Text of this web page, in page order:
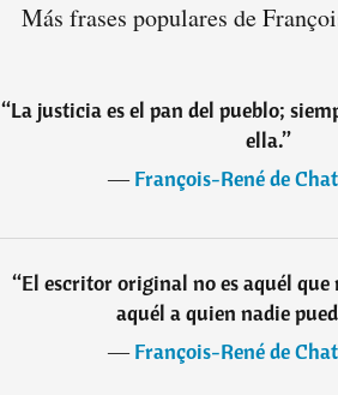
Más frases populares de
“La justicia es el pan del pueblo;
ella.”
―François-René de
“El escritor original no es aquél
aquél a quien nadie
―François-René de